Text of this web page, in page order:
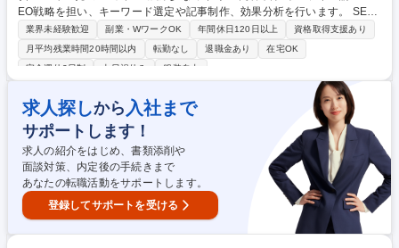
EO戦略を担い、キーワード選定や記事制作、効果分析を行います。 SEO
対策を中心に、コンテンツマーケティング業務を担当。キーワード選定、
記事構成案の作成、ライターへの発注、CMSでのページ作成、既存記事の
効果分析・改善提案・リライトを実施します。Google Analyticsを活用し
Oマーケター(インハウス)】フレックス/残業少なめ
業界未経験歓迎 副業・WワークOK 年間休日120日以上
資格取得支援あり
月平均残業時間20時間以内
転勤なし 退職金あり
在宅OK
完全週休2日制
土日祝休み 服装自由
求人探しから 入社まで
サポートします！
求人の紹介をはじめ、書類添削や
面談対策、内定後の手続きまで
あなたの転職活動をサポートします。
登録してサポートを受ける